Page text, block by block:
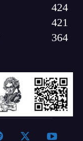
424
421
364